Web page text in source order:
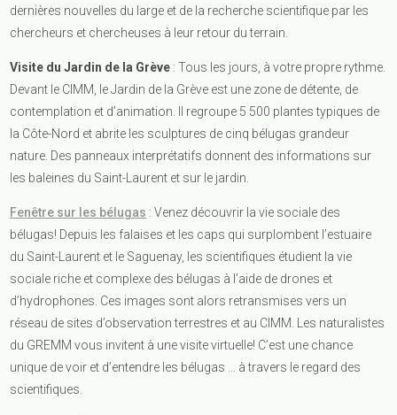
dernières nouvelles du large et de la recherche scientifique par les
chercheurs et chercheuses à leur retour du terrain.
Visite du Jardin de la Grève : Tous les jours, à votre propre rythme.
Devant le CIMM, le Jardin de la Grève est une zone de détente, de
contemplation et d’animation. Il regroupe 5 500 plantes typiques de
la Côte-Nord et abrite les sculptures de cinq bélugas grandeur
nature. Des panneaux interprétatifs donnent des informations sur
les baleines du Saint-Laurent et sur le jardin.
Fenêtre sur les bélugas : Venez découvrir la vie sociale des
bélugas! Depuis les falaises et les caps qui surplombent l’estuaire
du Saint-Laurent et le Saguenay, les scientifiques étudient la vie
sociale riche et complexe des bélugas à l’aide de drones et
d’hydrophones. Ces images sont alors retransmises vers un
réseau de sites d’observation terrestres et au CIMM. Les naturalistes
du GREMM vous invitent à une visite virtuelle! C’est une chance
unique de voir et d’entendre les bélugas … à travers le regard des
scientifiques.